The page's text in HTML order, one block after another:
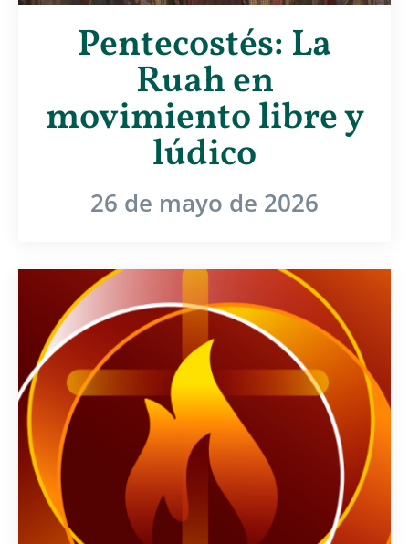
Pentecostés: La
Ruah en
movimiento libre y
lúdico
26 de mayo de 2026